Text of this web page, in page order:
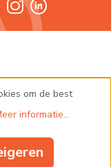
om de best
informatie...